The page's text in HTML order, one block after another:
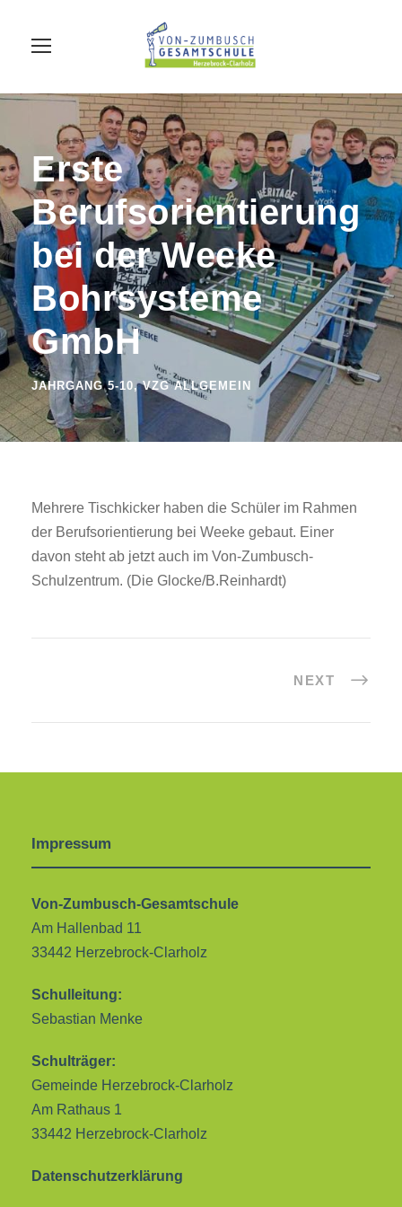
Erste
Berufsorientierung
bei der Weeke
Bohrsysteme
GmbH
JAHRGANG 5-10, VZG ALLGEMEIN
Mehrere Tischkicker haben die Schüler im Rahmen
der Berufsorientierung bei Weeke gebaut. Einer
davon steht ab jetzt auch im Von-Zumbusch-
Schulzentrum. (Die Glocke/B.Reinhardt)
NEXT
Impressum
Von-Zumbusch-Gesamtschule
Am Hallenbad 11
33442 Herzebrock-Clarholz
Schulleitung:
Sebastian Menke
Schulträger:
Gemeinde Herzebrock-Clarholz
Am Rathaus 1
33442 Herzebrock-Clarholz
Datenschutzerklärung